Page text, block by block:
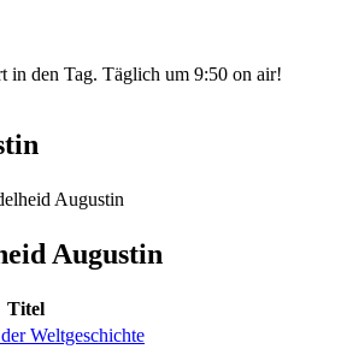
Augustin
Titel
Weltgeschichte